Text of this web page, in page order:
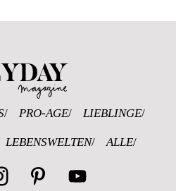
PRO-AGE LIEBLINGE
LEBENSWELTEN ALLE